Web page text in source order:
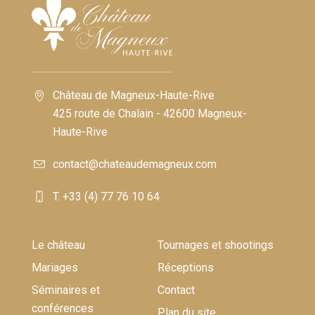
Château de Magneux-Haute-Rive
425 route de Chalain - 42600 Magneux-
Haute-Rive
contact@chateaudemagneux.com
T. +33 (4) 77 76 10 64
Le château
Mariages
Séminaires et
conférences
Tournages et shootings
Réceptions
Contact